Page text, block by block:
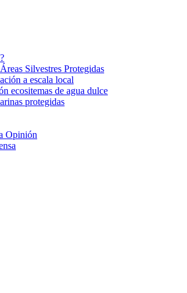
Silvestres Protegidas
a escala local
ecositemas de agua dulce
protegidas
Opinión